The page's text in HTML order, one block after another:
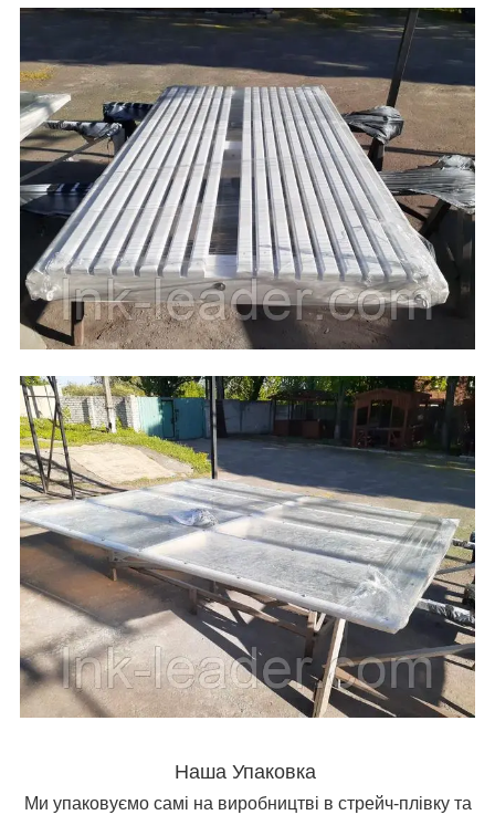
Наша Упаковка
Ми упаковуємо самі на виробництві в стрейч-плівку та